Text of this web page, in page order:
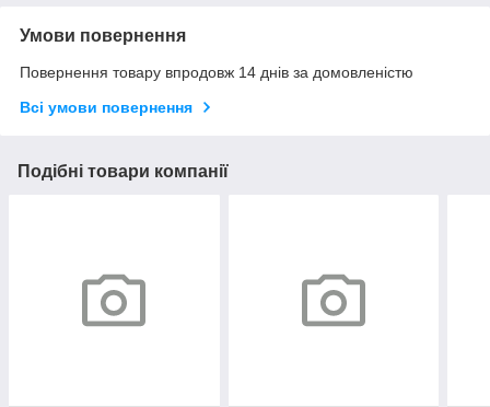
Умови повернення
Повернення товару впродовж 14 днів за домовленістю
Всі умови повернення
Подібні товари компанії